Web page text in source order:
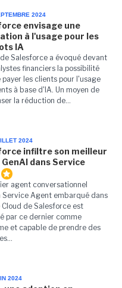
2024
envisage une
à l'usage pour les
IA
de Salesforce a évoqué devant
financiers la possibilité
payer les clients pour l'usage
à base d'IA. Un moyen de
la réduction de...
2024
infiltre son meilleur
dans Service
agent conversationnel
Service Agent embarqué dans
de Salesforce est
par ce dernier comme
et capable de prendre des
2024